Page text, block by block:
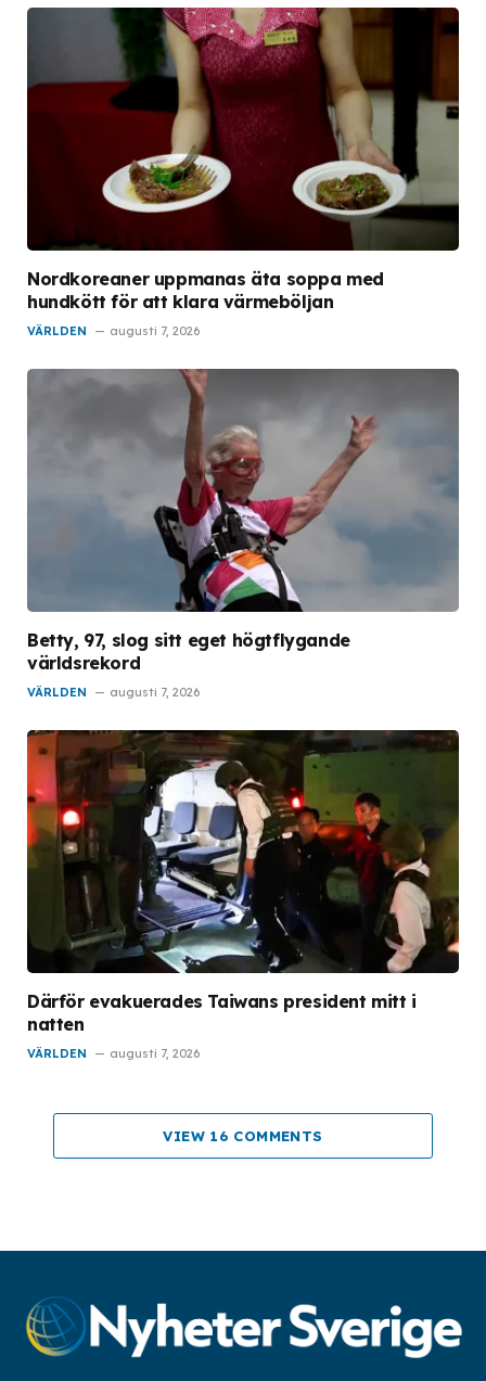
Nordkoreaner uppmanas äta soppa med
hundkött för att klara värmeböljan
VÄRLDEN augusti 7, 2026
Betty, 97, slog sitt eget högtflygande
världsrekord
VÄRLDEN augusti 7, 2026
Därför evakuerades Taiwans president mitt i
natten
VÄRLDEN augusti 7, 2026
VIEW 16 COMMENTS